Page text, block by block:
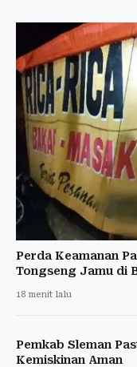
Perda Keamanan
Tongseng Jamu di
18 menit lalu
Pemkab Sleman
Kemiskinan Aman